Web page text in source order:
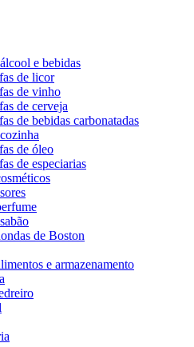
e bebidas
de licor
de vinho
de cerveja
de bebidas carbonatadas
de óleo
de especiarias
de Boston
e armazenamento